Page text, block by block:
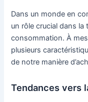
Dans un monde en
un rôle crucial dans
consommation. À
plusieurs
de notre manière
Tendances vers